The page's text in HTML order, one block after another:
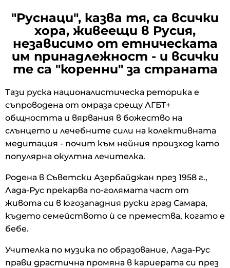
"Руснаци", казва тя, са всички
хора, живеещи в Русия,
независимо от етническата
им принадлежност - и всички
те са "коренни" за страната
Тази руска националистическа реторика е
съпроводена от омраза срещу ЛГБТ+
общността и вярвания в божество на
слънцето и лечебните сили на колективната
медитация - почит към нейния произход като
популярна окултна лечителка.
Родена в Съветски Азербайджан през 1958 г.,
Лада-Рус прекарва по-голямата част от
живота си в югозападния руски град Самара,
където семейството ѝ се премества, когато е
бебе.
Учителка по музика по образование, Лада-Рус
прави драстична промяна в кариерата си през